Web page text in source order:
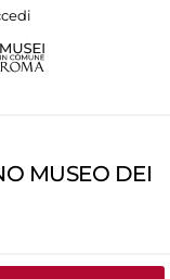
MUSEO DEI